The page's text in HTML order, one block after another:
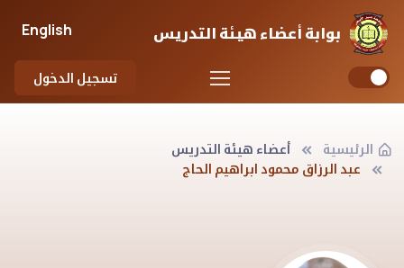
بوابة أعضاء هيئة التدريس English
تسجيل الدخول
الرئيسية
أعضاء هيئة التدريس
عبد الرزاق محمود ابراهيم الحاج